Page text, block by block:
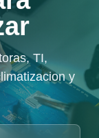
TI,
y